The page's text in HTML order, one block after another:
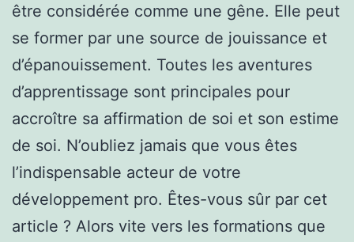
être considérée comme une gêne. Elle peut
se former par une source de jouissance et
d’épanouissement. Toutes les aventures
d’apprentissage sont principales pour
accroître sa affirmation de soi et son estime
de soi. N’oubliez jamais que vous êtes
l’indispensable acteur de votre
développement pro. Êtes-vous sûr par cet
article ? Alors vite vers les formations que